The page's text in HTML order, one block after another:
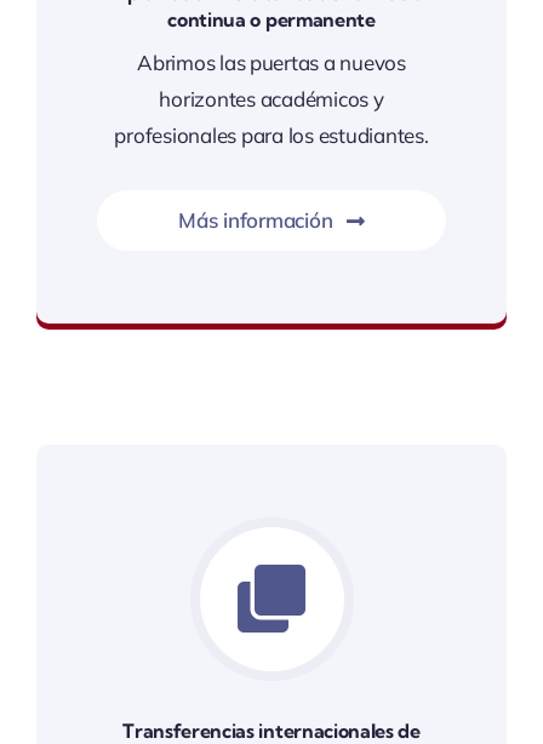
continua o permanente
Abrimos las puertas a nuevos
horizontes académicos y
profesionales para los estudiantes.
Más información
Transferencias internacionales de